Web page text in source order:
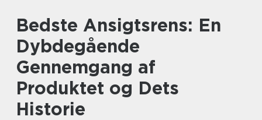
Bedste Ansigtsrens: En
Dybdegående
Gennemgang af
Produktet og Dets
Historie